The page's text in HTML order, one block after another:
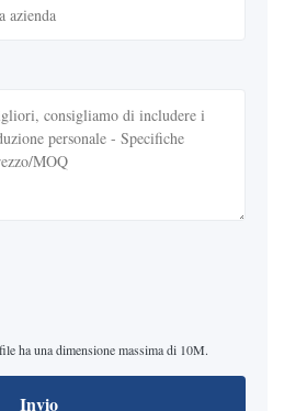
ha una dimensione massima di 10M.
Invio